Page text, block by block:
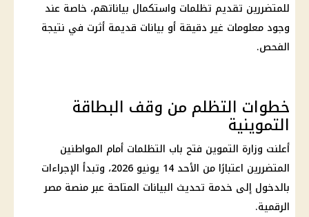
للمتضررين تقديم تظلمات واستكمال بياناتهم، خاصة عند
وجود معلومات غير دقيقة أو بيانات قديمة أثرت في نتيجة
الفحص.
خطوات التظلم من وقف البطاقة
التموينية
أعلنت وزارة التموين فتح باب التظلمات أمام المواطنين
المتضررين اعتبارًا من الأحد 14 يونيو 2026، وتبدأ الإجراءات
بالدخول إلى خدمة تحديث البيانات المتاحة عبر منصة مصر
الرقمية.